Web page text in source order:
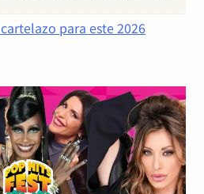
para este 2026